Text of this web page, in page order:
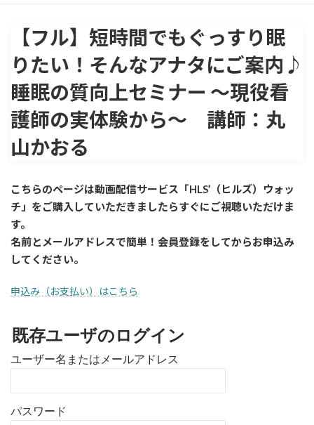
【フル】短時間でもぐっすり眠
りたい！そんなアナタにご案内♪
睡眠の質向上セミナー 〜現役看
護師の実体験から〜 講師：丸
山かおる
こちらのページは動画配信サービス「HLS’（ヒルズ）ウォッ
チ」をご購入していただきましたらすぐに ご視聴いただけま
す。
名前とメールアドレスで簡単！会員登録をしてからお申込み
してください。
申込み（お支払い）はこちら
既存ユーザのログイン
ユーザー名またはメールアドレス
パスワード